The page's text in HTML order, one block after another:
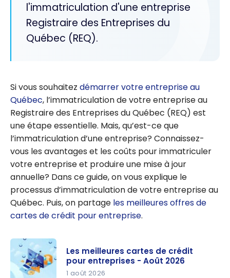
l'immatriculation d'une entreprise
Registraire des Entreprises du
Québec (REQ).
Si vous souhaitez démarrer votre entreprise au
Québec, l’immatriculation de votre entreprise au
Registraire des Entreprises du Québec (REQ) est
une étape essentielle. Mais, qu’est-ce que
l’immatriculation d’une entreprise? Connaissez-
vous les avantages et les coûts pour immatriculer
votre entreprise et produire une mise à jour
annuelle? Dans ce guide, on vous explique le
processus d’immatriculation de votre entreprise au
Québec. Puis, on partage les meilleures offres de
cartes de crédit pour entreprise.
Les meilleures cartes de crédit
pour entreprises - Août 2026
1 août 2026